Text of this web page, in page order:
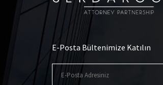
E-Posta Bültenimize Katılın